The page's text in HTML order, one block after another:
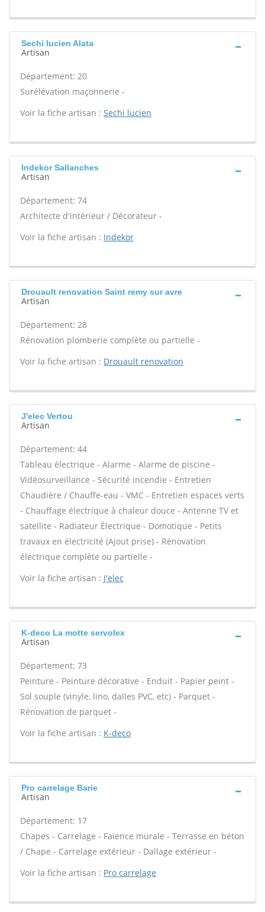
Sechi lucien Alata
Artisan
Département: 20
Surélévation maçonnerie -
Voir la fiche artisan : Sechi lucien
Indekor Sallanches
Artisan
Département: 74
Architecte d'intérieur / Décorateur -
Voir la fiche artisan : Indekor
Drouault renovation Saint remy sur avre
Artisan
Département: 28
Rénovation plomberie complète ou partielle -
Voir la fiche artisan : Drouault renovation
J'elec Vertou
Artisan
Département: 44
Tableau électrique - Alarme - Alarme de piscine -
Vidéosurveillance - Sécurité incendie - Entretien
Chaudière / Chauffe-eau - VMC - Entretien espaces verts
- Chauffage électrique à chaleur douce - Antenne TV et
satellite - Radiateur Électrique - Domotique - Petits
travaux en électricité (Ajout prise) - Rénovation
électrique complète ou partielle -
Voir la fiche artisan : J'elec
K-deco La motte servolex
Artisan
Département: 73
Peinture - Peinture décorative - Enduit - Papier peint -
Sol souple (vinyle, lino, dalles PVC, etc) - Parquet -
Rénovation de parquet -
Voir la fiche artisan : K-deco
Pro carrelage Barie
Artisan
Département: 17
Chapes - Carrelage - Faïence murale - Terrasse en béton
/ Chape - Carrelage extérieur - Dallage extérieur -
Voir la fiche artisan : Pro carrelage